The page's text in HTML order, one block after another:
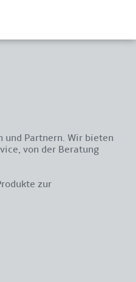
und Partnern. Wir bieten
von der Beratung
zur